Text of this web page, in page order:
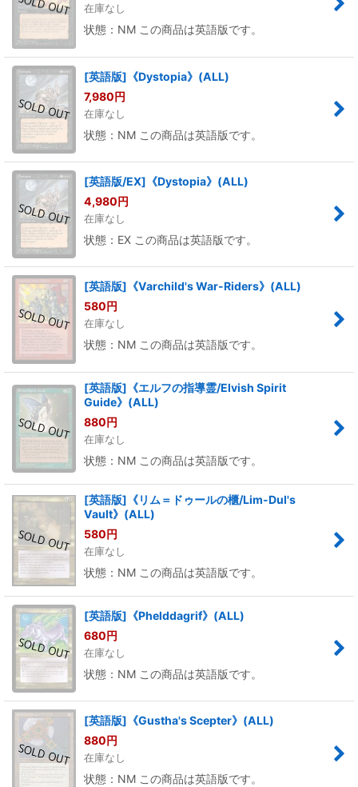
在庫なし
状態：NM この商品は英語版です。
[英語版]《Dystopia》(ALL)
7,980円
在庫なし
状態：NM この商品は英語版です。
[英語版/EX]《Dystopia》(ALL)
4,980円
在庫なし
状態：EX この商品は英語版です。
[英語版]《Varchild's War-Riders》(ALL)
580円
在庫なし
状態：NM この商品は英語版です。
[英語版]《エルフの指導霊/Elvish Spirit
Guide》(ALL)
880円
在庫なし
状態：NM この商品は英語版です。
[英語版]《リム＝ドゥールの櫃/Lim-Dul's
Vault》(ALL)
580円
在庫なし
状態：NM この商品は英語版です。
[英語版]《Phelddagrif》(ALL)
680円
在庫なし
状態：NM この商品は英語版です。
[英語版]《Gustha's Scepter》(ALL)
880円
在庫なし
状態：NM この商品は英語版です。